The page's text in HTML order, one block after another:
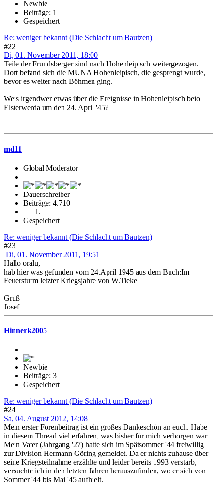
Newbie
Beiträge: 1
Gespeichert
Re: weniger bekannt (Die Schlacht um Bautzen)
#22
Di, 01. November 2011, 18:00
Teile der Frundsberger sind nach Hohenleipisch weitergezogen.
Dort befand sich die MUNA Hohenleipisch, die gesprengt wurde,
bevor es weiter nach Böhmen ging.
Weis irgendwer etwas über die Ereignisse in Hohenleipisch beio
Elsterwerda um den 24. April '45?
md11
Global Moderator
Dauerschreiber
Beiträge: 4.710
Gespeichert
Re: weniger bekannt (Die Schlacht um Bautzen)
#23
Di, 01. November 2011, 19:51
Hallo oralu,
hab hier was gefunden vom 24.April 1945 aus dem Buch:Im
Feuersturm letzter Kriegsjahre von W.Tieke
Gruß
Josef
Hinnerk2005
Newbie
Beiträge: 3
Gespeichert
Re: weniger bekannt (Die Schlacht um Bautzen)
#24
Sa, 04. August 2012, 14:08
Mein erster Forenbeitrag ist ein großes Dankeschön an euch. Habe
in diesem Thread viel erfahren, was bisher für mich verborgen war.
Mein Vater (Jahrgang '27) hatte sich im Spätsommer '44 freiwillig
zur Division Hermann Göring gemeldet. Da er nichts zuhause über
seine Kriegsteilnahme erzählte und leider bereits 1993 verstarb,
versuchte ich in den letzten Jahren herauszufinden, wo er sich von
Sommer '44 bis Mai '45 aufhielt.